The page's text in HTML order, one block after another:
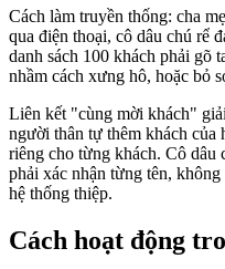
Cách làm truyền thống: cha
qua điện thoại, cô dâu chú rể
danh sách 100 khách phải gõ
nhầm cách xưng hô, hoặc bỏ
Liên kết "cùng mời khách"
người thân tự thêm khách của
riêng cho từng khách. Cô dâu
phải xác nhận từng tên,
hệ thống thiệp.
Cách hoạt động